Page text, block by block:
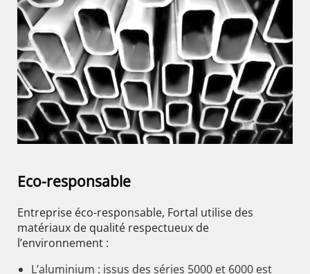
Eco-responsable
Entreprise éco-responsable, Fortal utilise des
matériaux de qualité respectueux de
l’environnement :
L’aluminium : issus des séries 5000 et 6000 est